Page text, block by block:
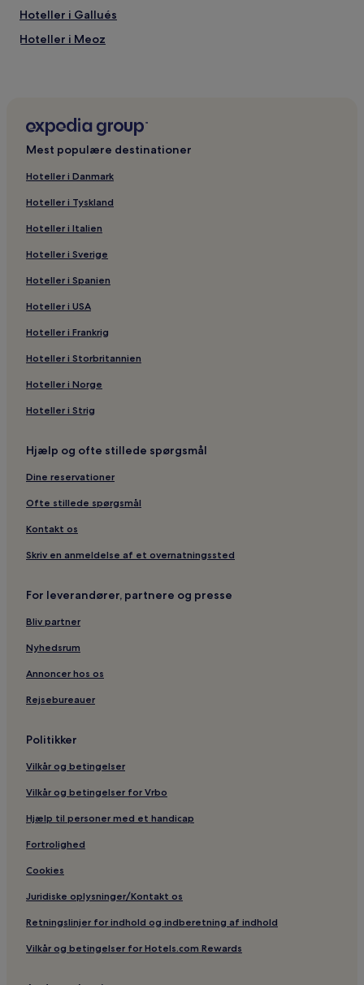
Hoteller i Gallués
Hoteller i Meoz
Hoteller i Izal
Hoteller i Gallipienzo
Hoteller i Aribe
Hoteller i Comarca de Sangüesa
Hoteller i Ayesa
Hoteller i Isaba
Hoteller i Sanguesa
Hoteller i nærheden af Irati
Hoteller i Lizoain
Hoteller i Aibar
Hoteller i Monreal
Hoteller i Lumbier
Hoteller i Noáin
Hoteller i Yesa
Hoteller i Petilla de Aragón
Hoteller i Ujué
Hoteller i Urraúl Alto
Mest populære destinationer
Hoteller i Danmark
Hoteller i Tyskland
Hoteller i Italien
Hoteller i Sverige
Hoteller i Spanien
Hoteller i USA
Hoteller i Frankrig
Hoteller i Storbritannien
Hoteller i Norge
Hoteller i Strig
Hjælp og ofte stillede spørgsmål
Dine reservationer
Ofte stillede spørgsmål
Kontakt os
Skriv en anmeldelse af et overnatningssted
For leverandører, partnere og presse
Bliv partner
Nyhedsrum
Annoncer hos os
Rejsebureauer
Politikker
Vilkår og betingelser
Vilkår og betingelser for Vrbo
Hjælp til personer med et handicap
Fortrolighed
Cookies
Juridiske oplysninger/Kontakt os
Retningslinjer for indhold og indberetning af indhold
Vilkår og betingelser for Hotels.com Rewards